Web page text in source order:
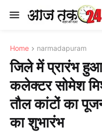
Home narmadapuram
जिले में प्रारंभ हुआ
कलेक्टर सोमेश
तौल कांटों का
का शुभारंभ